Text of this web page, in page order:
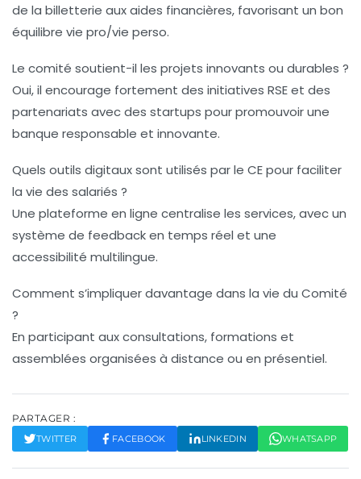
de la billetterie aux aides financières, favorisant un bon
équilibre vie pro/vie perso.
Le comité soutient-il les projets innovants ou durables ?
Oui, il encourage fortement des initiatives RSE et des
partenariats avec des startups pour promouvoir une
banque responsable et innovante.
Quels outils digitaux sont utilisés par le CE pour faciliter
la vie des salariés ?
Une plateforme en ligne centralise les services, avec un
système de feedback en temps réel et une
accessibilité multilingue.
Comment s’impliquer davantage dans la vie du Comité
?
En participant aux consultations, formations et
assemblées organisées à distance ou en présentiel.
PARTAGER :
TWITTER FACEBOOK LINKEDIN WHATSAPP